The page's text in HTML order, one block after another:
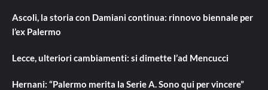
Ascoli, la storia con Damiani continua: rinnovo biennale per
l’ex Palermo
Lecce, ulteriori cambiamenti: si dimette l’ad Mencucci
Hernani: “Palermo merita la Serie A. Sono qui per vincere”